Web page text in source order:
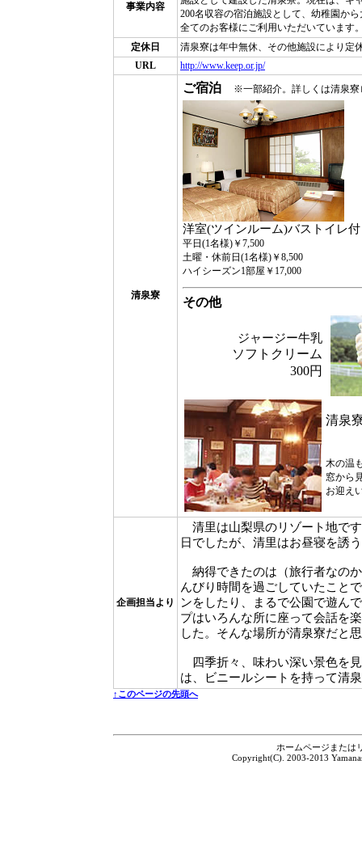
事業内容
200名収容の宿泊施設として、幼稚園か
全てのお客様にご利用いただいています
定休日
清泉寮は年中無休、その他施設により定
URL
http://www.keep.or.jp/
清泉寮
ご宿泊 ※一部紹介。詳しくは清泉
洋室(ツインルーム)バストイレ
平日(1名様)￥7,500
土曜・休前日(1名様)￥8,500
ハイシーズン1部屋￥17,000
その他
ジャージー牛乳
ソフトクリーム
300円
清泉
木の温
窓から
お迎え
企画担当より
清里は山梨県のリゾート地で
日でしたが、清里はお昼寝を誘
納得できたのは（旅行者なの
んびり時間を過ごしていたこと
ンをしたり、まるで公園で遊ん
プはいろんな所に座って会話を
した。そんな場所が清泉寮だと
四季折々、味わい深い景色を
は、ビニールシートを持って清
↑このページの先頭へ
ホームページまたは
Copyright(C). 2003-2013